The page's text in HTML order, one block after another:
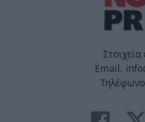
Στοιχεία
Email.